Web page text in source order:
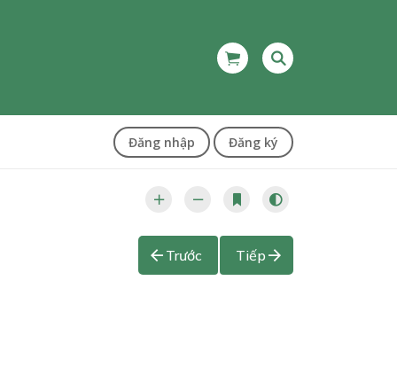
Đăng nhập Đăng ký
Trước Tiếp